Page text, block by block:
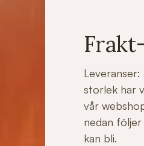
storlek har
vår
nedan
kan bli.